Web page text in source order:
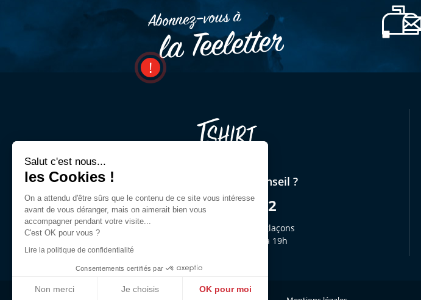
Abonnez–vous à
la Teeletter
Une question ? Un conseil ?
03 44 54 00 92
Demandez Jeffrey ou des glaçons
du lun. au ven. de 9h30 à 19h
Salut c'est nous...
les Cookies !
On a attendu d'être sûrs que le contenu de ce site vous intéresse
avant de vous déranger, mais on aimerait bien vous
accompagner pendant votre visite...
C'est OK pour vous ?
Lire la politique de confidentialité
Consentements certifiés par
Non merci Je choisis OK pour moi